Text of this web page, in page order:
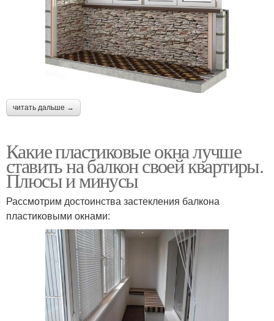
читать дальше →
Какие пластиковые окна лучше
ставить на балкон своей квартиры.
Плюсы и минусы
Рассмотрим достоинства застекления балкона
пластиковыми окнами: